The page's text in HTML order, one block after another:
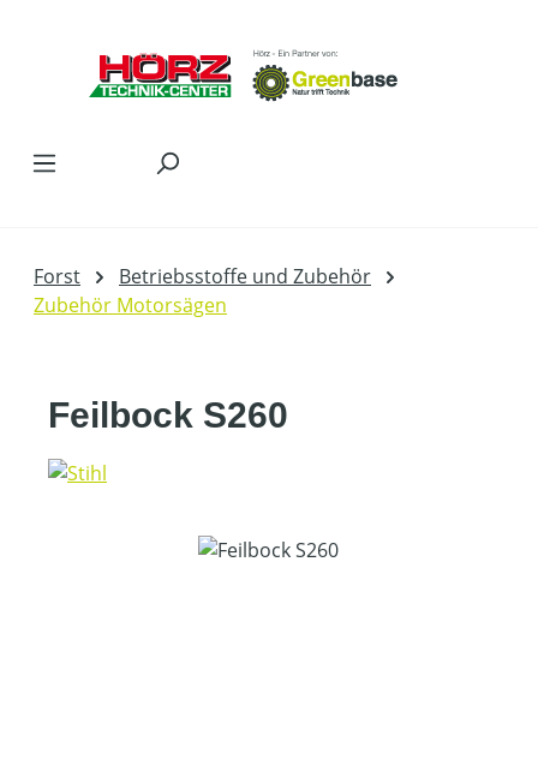
Forst
Betriebsstoffe und Zubehör
Zubehör Motorsägen
Feilbock S260
Bildergalerie überspringen